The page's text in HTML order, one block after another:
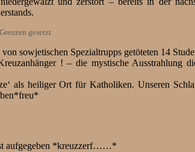
gesetzt
sowjetischen Spezialtrupps getöteten 14
! – die mystische Ausstrahlung
als heiliger Ort für Katholiken. Unseren
aufgegeben *kreuzzerf……*